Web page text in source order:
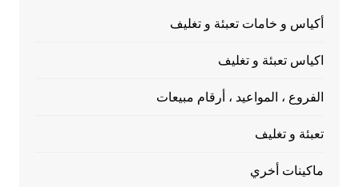
أكياس و خامات تعبئة و تغليف
اكياس تعبئة و تغليف
الفروع ، المواعيد ، أرقام مبيعات
تعبئة و تغليف
ماكينات أخري